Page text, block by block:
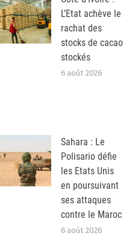
L’Etat achève le
rachat des
stocks de cacao
stockés
6 août 2026
Sahara : Le
Polisario défie
les Etats Unis
en poursuivant
ses attaques
contre le Maroc
6 août 2026